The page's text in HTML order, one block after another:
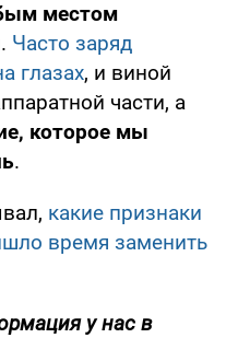
местом
. Часто заряд
глазах, и виной
части, а
которое мы
.
какие признаки
время заменить
у нас в